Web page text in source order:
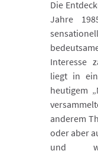
Die
Jahre
Interesse
liegt in
heutigem
anderem
oder aber
und